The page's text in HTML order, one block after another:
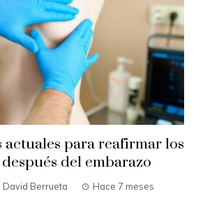
actuales para reafirmar los
después del embarazo
David Berrueta Hace 7 meses